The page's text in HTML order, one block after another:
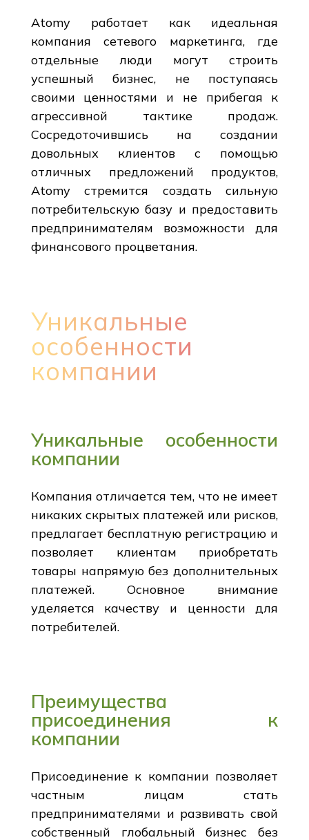
Atomy работает как идеальная
компания сетевого маркетинга, где
отдельные люди могут строить
успешный бизнес, не поступаясь
своими ценностями и не прибегая к
агрессивной тактике продаж.
Сосредоточившись на создании
довольных клиентов с помощью
отличных предложений продуктов,
Atomy стремится создать сильную
потребительскую базу и предоставить
предпринимателям возможности для
финансового процветания.
Уникальные
особенности
компании
Уникальные особенности
компании
Компания отличается тем, что не имеет
никаких скрытых платежей или рисков,
предлагает бесплатную регистрацию и
позволяет клиентам приобретать
товары напрямую без дополнительных
платежей. Основное внимание
уделяется качеству и ценности для
потребителей.
Преимущества
присоединения к
компании
Присоединение к компании позволяет
частным лицам стать
предпринимателями и развивать свой
собственный глобальный бизнес без